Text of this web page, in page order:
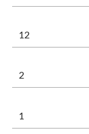
12
2
1